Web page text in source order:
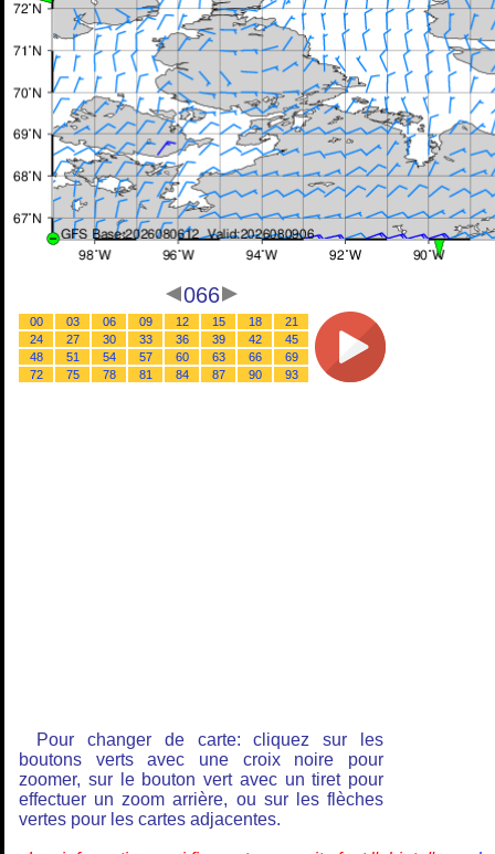
066
00 03 06 09 12 15 18
21
24
27 30 33 36 39 42
45
48
51 54 57 60 63 66
69
72
75 78 81 84 87 90 93
Pour changer de carte: cliquez sur les
boutons verts avec une croix noire pour
zoomer, sur le bouton vert avec un tiret pour
effectuer un zoom arrière, ou sur les flèches
vertes pour les cartes adjacentes.